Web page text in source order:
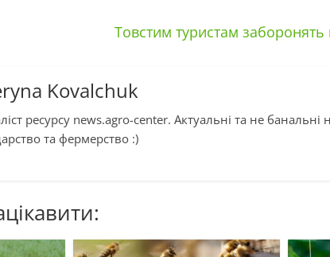
Товстим туристам заборонять
Kovalchuk
ресурсу news.agro-center. Актуальні та не банальні
та фермерство :)